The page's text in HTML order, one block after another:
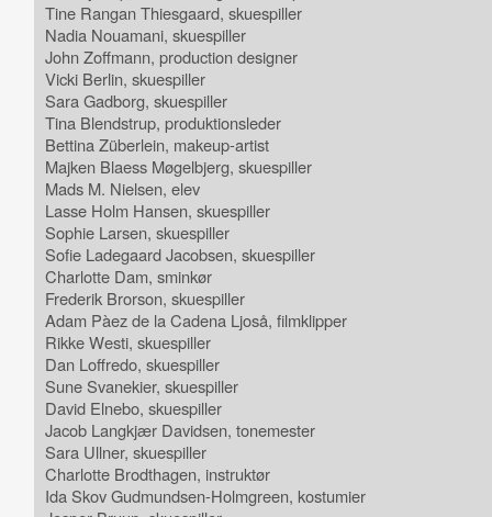
Tine Rangan Thiesgaard, skuespiller
Nadia Nouamani, skuespiller
John Zoffmann, production designer
Vicki Berlin, skuespiller
Sara Gadborg, skuespiller
Tina Blendstrup, produktionsleder
Bettina Züberlein, makeup-artist
Majken Blaess Møgelbjerg, skuespiller
Mads M. Nielsen, elev
Lasse Holm Hansen, skuespiller
Sophie Larsen, skuespiller
Sofie Ladegaard Jacobsen, skuespiller
Charlotte Dam, sminkør
Frederik Brorson, skuespiller
Adam Pàez de la Cadena Ljoså, filmklipper
Rikke Westi, skuespiller
Dan Loffredo, skuespiller
Sune Svanekier, skuespiller
David Elnebo, skuespiller
Jacob Langkjær Davidsen, tonemester
Sara Ullner, skuespiller
Charlotte Brodthagen, instruktør
Ida Skov Gudmundsen-Holmgreen, kostumier